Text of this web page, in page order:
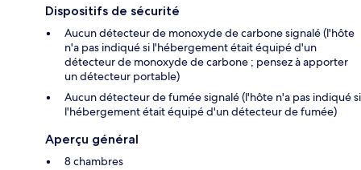
Dispositifs de sécurité
Aucun détecteur de monoxyde de carbone signalé (l'hôte
n'a pas indiqué si l'hébergement était équipé d'un
détecteur de monoxyde de carbone ; pensez à apporter
un détecteur portable)
Aucun détecteur de fumée signalé (l'hôte n'a pas indiqué si
l'hébergement était équipé d'un détecteur de fumée)
Aperçu général
8 chambres